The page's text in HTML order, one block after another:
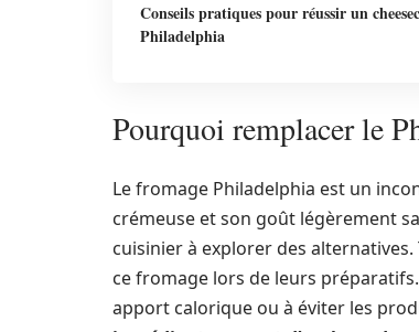
Conseils pratiques pour réussir un
Philadelphia
Pourquoi remplacer le
Le fromage Philadelphia est un
crémeuse et son goût légèrement
cuisinier à explorer des
ce fromage lors de leurs
apport calorique ou à éviter les